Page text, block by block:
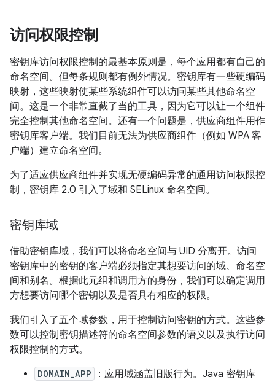
访问权限控制
密钥库访问权限控制的最基本原则是，每个应用都有自己的
命名空间。但每条规则都有例外情况。密钥库有一些硬编码
映射，这些映射使某些系统组件可以访问某些其他命名空
间。这是一个非常直截了当的工具，因为它可以让一个组件
完全控制其他命名空间。还有一个问题是，供应商组件用作
密钥库客户端。我们目前无法为供应商组件（例如 WPA 客
户端）建立命名空间。
为了适应供应商组件并实现无硬编码异常的通用访问权限控
制，密钥库 2.0 引入了域和 SELinux 命名空间。
密钥库域
借助密钥库域，我们可以将命名空间与 UID 分离开。访问
密钥库中的密钥的客户端必须指定其想要访问的域、命名空
间和别名。根据此元组和调用方的身份，我们可以确定调用
方想要访问哪个密钥以及是否具有相应的权限。
我们引入了五个域参数，用于控制访问密钥的方式。这些参
数可以控制密钥描述符的命名空间参数的语义以及执行访问
权限控制的方式。
DOMAIN_APP
：应用域涵盖旧版行为。Java 密钥库